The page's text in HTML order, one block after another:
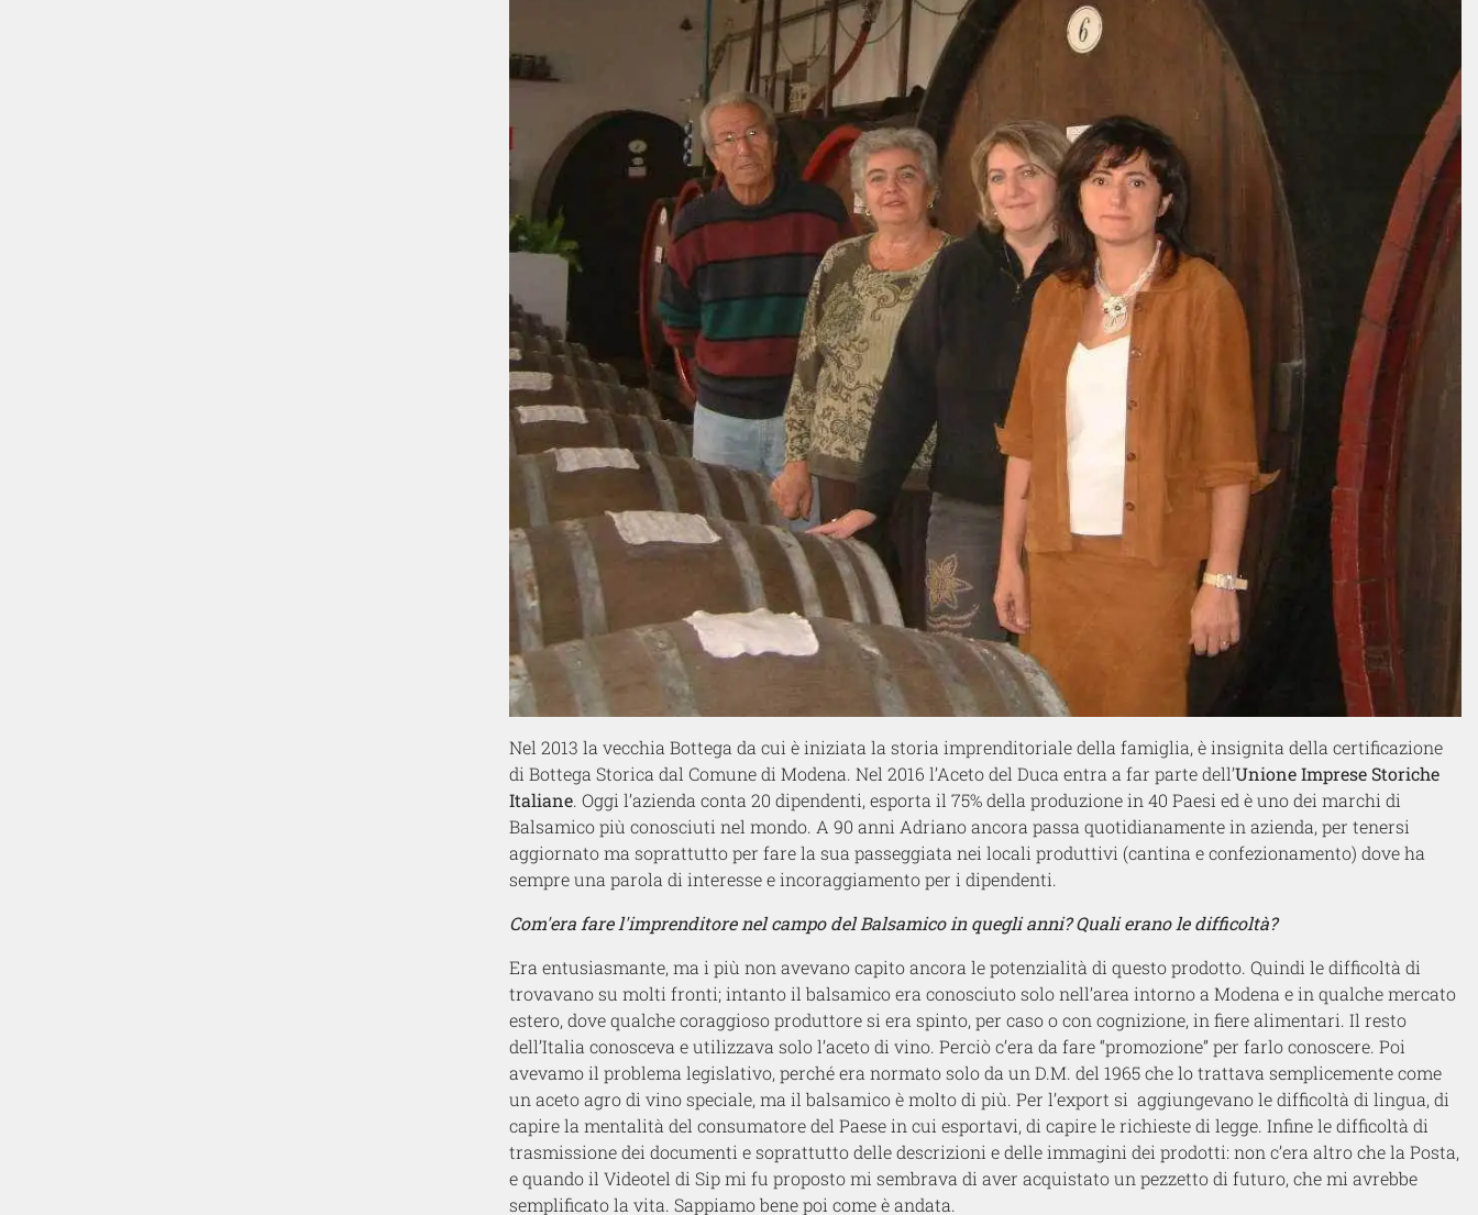
Nel 2013 la vecchia Bottega da cui è iniziata la storia imprenditoriale della famiglia, è insignita della certificazione
di Bottega Storica dal Comune di Modena. Nel 2016 l’Aceto del Duca entra a far parte dell’Unione Imprese Storiche
Italiane. Oggi l’azienda conta 20 dipendenti, esporta il 75% della produzione in 40 Paesi ed è uno dei marchi di
Balsamico più conosciuti nel mondo. A 90 anni Adriano ancora passa quotidianamente in azienda, per tenersi
aggiornato ma soprattutto per fare la sua passeggiata nei locali produttivi (cantina e confezionamento) dove ha
sempre una parola di interesse e incoraggiamento per i dipendenti.
Com'era fare l'imprenditore nel campo del Balsamico in quegli anni? Quali erano le difficoltà?
Era entusiasmante, ma i più non avevano capito ancora le potenzialità di questo prodotto. Quindi le difficoltà di
trovavano su molti fronti; intanto il balsamico era conosciuto solo nell’area intorno a Modena e in qualche mercato
estero, dove qualche coraggioso produttore si era spinto, per caso o con cognizione, in fiere alimentari. Il resto
dell’Italia conosceva e utilizzava solo l’aceto di vino. Perciò c’era da fare “promozione” per farlo conoscere. Poi
avevamo il problema legislativo, perché era normato solo da un D.M. del 1965 che lo trattava semplicemente come
un aceto agro di vino speciale, ma il balsamico è molto di più. Per l’export si aggiungevano le difficoltà di lingua, di
capire la mentalità del consumatore del Paese in cui esportavi, di capire le richieste di legge. Infine le difficoltà di
trasmissione dei documenti e soprattutto delle descrizioni e delle immagini dei prodotti: non c’era altro che la Posta,
e quando il Videotel di Sip mi fu proposto mi sembrava di aver acquistato un pezzetto di futuro, che mi avrebbe
semplificato la vita. Sappiamo bene poi come è andata.